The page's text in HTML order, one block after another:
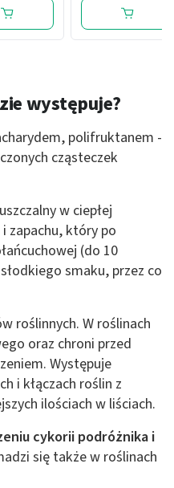
ml
występuje?
polifruktanem -
cząsteczek
w ciepłej
zapachu, który po
(do 10
smaku, przez co
roślinnych. W roślinach
oraz chroni przed
Występuje
i kłączach roślin z
ilościach w liściach.
cykorii podróżnika i
się także w roślinach